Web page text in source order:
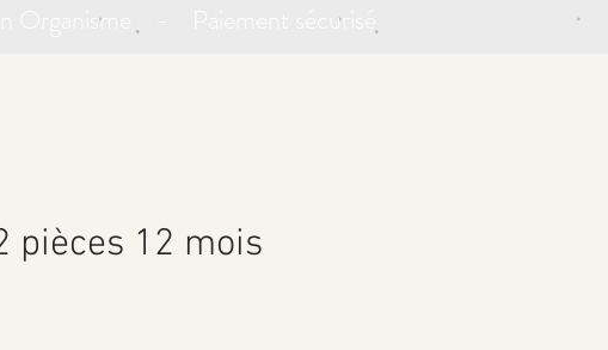
Organisme - Paiement sécurisé
pièces 12 mois